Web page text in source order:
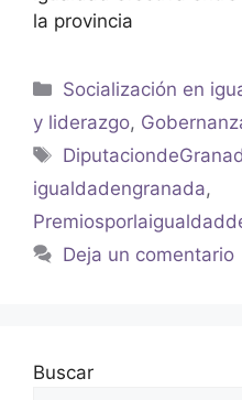
la provincia
Socialización en
y liderazgo,
igualdadengranada,
Deja un comentario
Buscar